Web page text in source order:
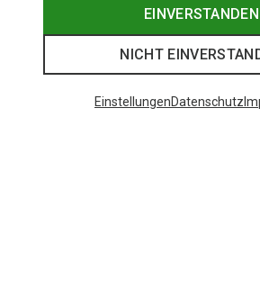
EINVERSTANDEN
NICHT
EinstellungenDatenschutz